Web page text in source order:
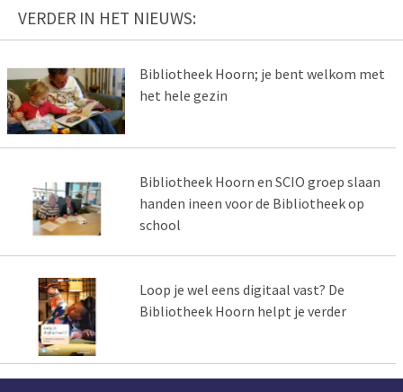
VERDER IN HET NIEUWS:
Bibliotheek Hoorn; je bent welkom met
het hele gezin
Bibliotheek Hoorn en SCIO groep slaan
handen ineen voor de Bibliotheek op
school
Loop je wel eens digitaal vast? De
Bibliotheek Hoorn helpt je verder